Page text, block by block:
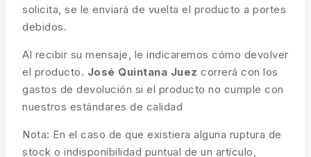
solicita, se le enviará de vuelta el producto a portes
debidos.
Al recibir su mensaje, le indicaremos cómo devolver
el producto. José Quintana Juez correrá con los
gastos de devolución si el producto no cumple con
nuestros estándares de calidad
Nota: En el caso de que existiera alguna ruptura de
stock o indisponibilidad puntual de un artículo,